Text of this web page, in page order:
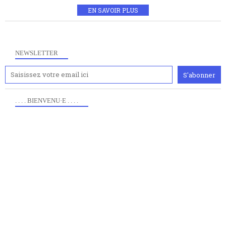
EN SAVOIR PLUS
NEWSLETTER
. . . . BIENVENU·E . . . .